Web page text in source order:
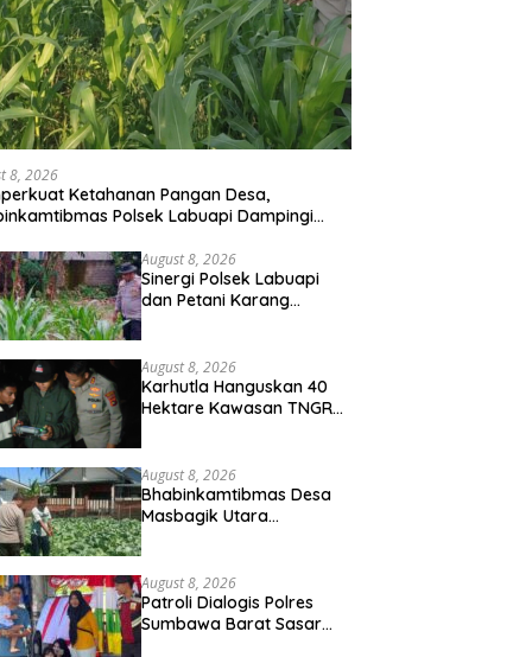
8, 2026
Ketahanan Pangan Desa,
Polsek Labuapi Dampingi
August 8, 2026
Sinergi Polsek Labuapi
dan Petani Karang
Nasional
August 8, 2026
Karhutla Hanguskan 40
Hektare Kawasan TNGR
Padamkan Api
August 8, 2026
Bhabinkamtibmas Desa
Masbagik Utara
Swasembada Pangan
August 8, 2026
Patroli Dialogis Polres
Sumbawa Barat Sasar